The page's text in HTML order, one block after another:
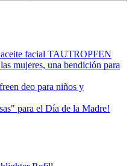
facial TAUTROPFEN
mujeres, una bendición para
deo para niños y
para el Día de la Madre!